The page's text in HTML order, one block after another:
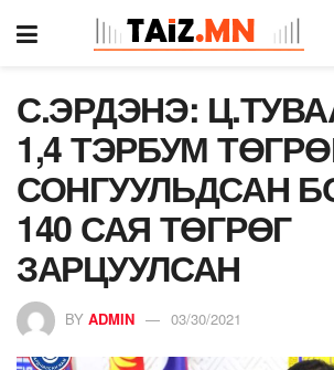
С.ЭРДЭНЭ:
1,4 ТЭРБУМ
СОНГУУЛЬДСАН
140 САЯ ТӨГРӨГ
ЗАРЦУУЛСАН
BY ADMIN 03/30/2021